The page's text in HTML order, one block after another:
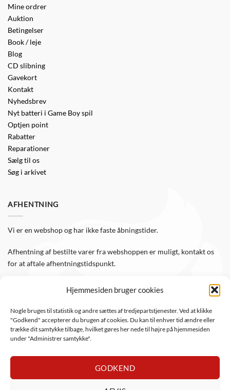
Hjemmesiden bruger cookies
Nogle bruges til statistik og andre sættes af tredjepartstjenester. Ved at klikke
"Godkend" accepterer du brugen af cookies. Du kan til enhver tid ændre eller
trække dit samtykke tilbage, hvilket gøres her nede til højre på hjemmesiden
under "Administrer samtykke".
GODKEND
Mine ordrer
Auktion
Betingelser
Book / leje
Blog
CD slibning
Gavekort
Kontakt
Nyhedsbrev
Nyt batteri i Game Boy spil
Optjen point
Rabatter
Reparationer
Sælg til os
Søg i arkivet
AFHENTNING
Vi er en webshop og har ikke faste åbningstider.
Afhentning af bestilte varer fra webshoppen er muligt, kontakt os
for at aftale afhentningstidspunkt.
Følg WTS Retro på de sociale medier, så er du altid opdateret.